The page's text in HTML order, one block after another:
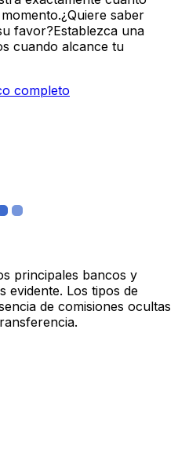
saber
favor?Establezca una
cuando alcance tu
completo
principales bancos y
evidente. Los tipos de
de comisiones ocultas